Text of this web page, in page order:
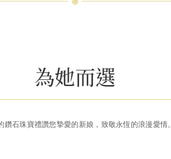
為她而選
鑽石珠寶禮讚您摯愛的新娘，致敬永恆的浪漫愛情。